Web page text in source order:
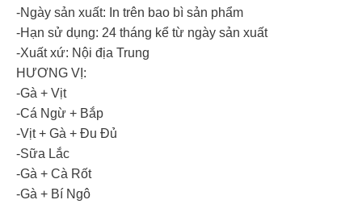
-Ngày sản xuất: In trên bao bì sản phẩm
-Hạn sử dụng: 24 tháng kể từ ngày sản xuất
-Xuất xứ: Nội địa Trung
HƯƠNG VỊ:
-Gà + Vịt
-Cá Ngừ + Bắp
-Vịt + Gà + Đu Đủ
-Sữa Lắc
-Gà + Cà Rốt
-Gà + Bí Ngô